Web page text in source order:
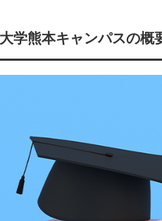
学熊本キャンパスの概